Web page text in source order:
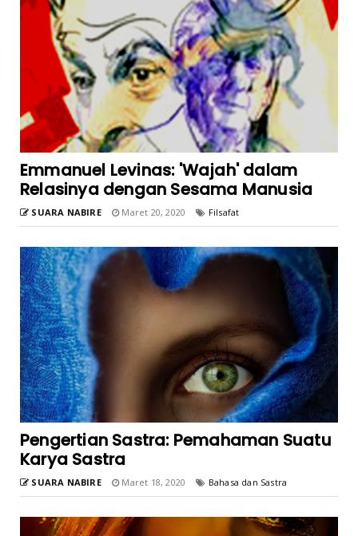
Emmanuel Levinas: 'Wajah' dalam
Relasinya dengan Sesama Manusia
SUARA NABIRE Maret 20, 2020 Filsafat
Pengertian Sastra: Pemahaman Suatu
Karya Sastra
SUARA NABIRE Maret 18, 2020 Bahasa dan Sastra